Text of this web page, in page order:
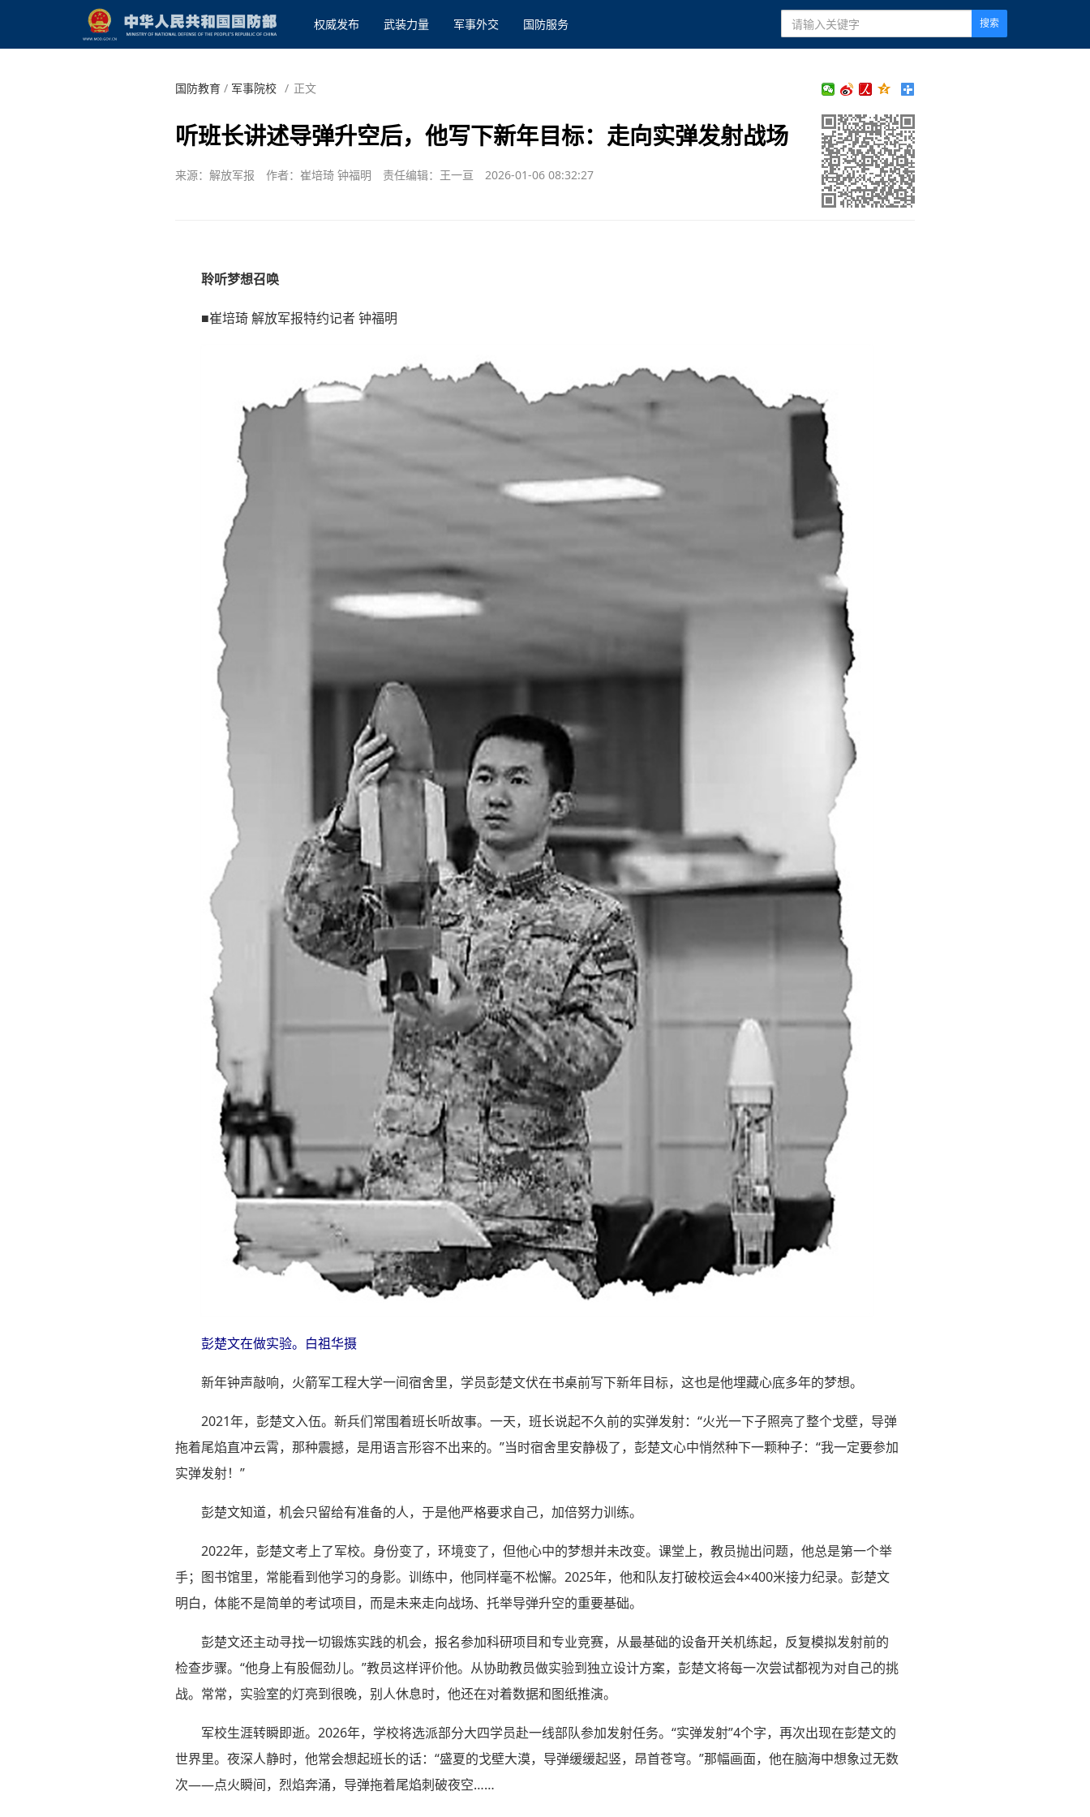
权威发布 武装力量 军事外交 国防服务 搜索
国防教育/ 军事院校 / 正文
听班长讲述导弹升空后，他写下新年目标：走向实弹发射战场
来源：解放军报 作者：崔培琦 钟福明 责任编辑：王一亘 2026-01-06 08:32:27
聆听梦想召唤
■崔培琦 解放军报特约记者 钟福明
彭楚文在做实验。白祖华摄
新年钟声敲响，火箭军工程大学一间宿舍里，学员彭楚文伏在书桌前写下新年目标，这也是他埋藏心底多年的梦想。
2021年，彭楚文入伍。新兵们常围着班长听故事。一天，班长说起不久前的实弹发射：“火光一下子照亮了整个戈壁，导弹
拖着尾焰直冲云霄，那种震撼，是用语言形容不出来的。”当时宿舍里安静极了，彭楚文心中悄然种下一颗种子：“我一定要参加
实弹发射！”
彭楚文知道，机会只留给有准备的人，于是他严格要求自己，加倍努力训练。
2022年，彭楚文考上了军校。身份变了，环境变了，但他心中的梦想并未改变。课堂上，教员抛出问题，他总是第一个举
手；图书馆里，常能看到他学习的身影。训练中，他同样毫不松懈。2025年，他和队友打破校运会4×400米接力纪录。彭楚文
明白，体能不是简单的考试项目，而是未来走向战场、托举导弹升空的重要基础。
彭楚文还主动寻找一切锻炼实践的机会，报名参加科研项目和专业竞赛，从最基础的设备开关机练起，反复模拟发射前的
检查步骤。“他身上有股倔劲儿。”教员这样评价他。从协助教员做实验到独立设计方案，彭楚文将每一次尝试都视为对自己的挑
战。常常，实验室的灯亮到很晚，别人休息时，他还在对着数据和图纸推演。
军校生涯转瞬即逝。2026年，学校将选派部分大四学员赴一线部队参加发射任务。“实弹发射”4个字，再次出现在彭楚文的
世界里。夜深人静时，他常会想起班长的话：“盛夏的戈壁大漠，导弹缓缓起竖，昂首苍穹。”那幅画面，他在脑海中想象过无数
次——点火瞬间，烈焰奔涌，导弹拖着尾焰刺破夜空……